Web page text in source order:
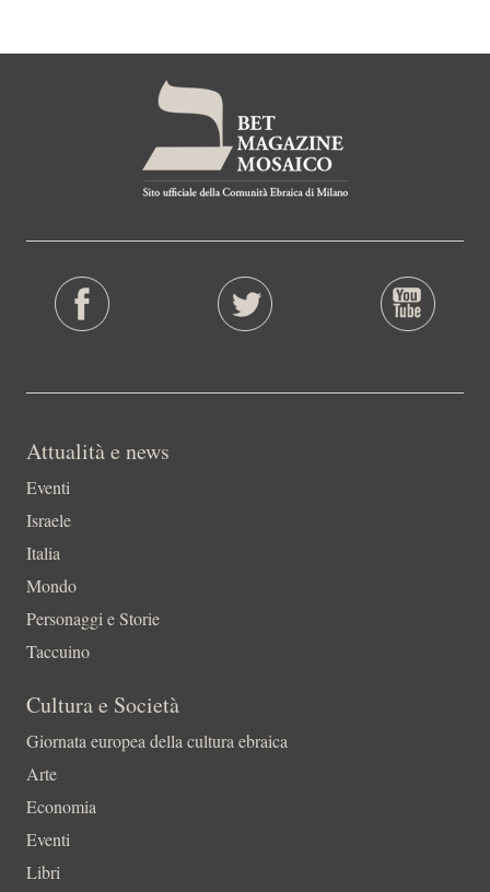
Attualità e news
Eventi
Israele
Italia
Mondo
Personaggi e Storie
Taccuino
Cultura e Società
Giornata europea della cultura ebraica
Arte
Economia
Eventi
Libri